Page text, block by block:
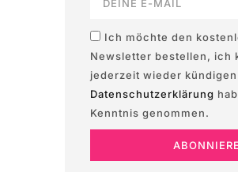
Ich möchte den
Newsletter bestellen, ich
jederzeit wieder
Datenschutzerklärung
Kenntnis genommen.